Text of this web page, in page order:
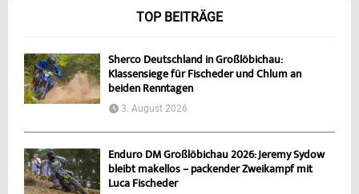
TOP BEITRÄGE
Sherco Deutschland in Großlöbichau:
Klassensiege für Fischeder und Chlum an
beiden Renntagen
3. August 2026
Enduro DM Großlöbichau 2026: Jeremy Sydow
bleibt makellos – packender Zweikampf mit
Luca Fischeder